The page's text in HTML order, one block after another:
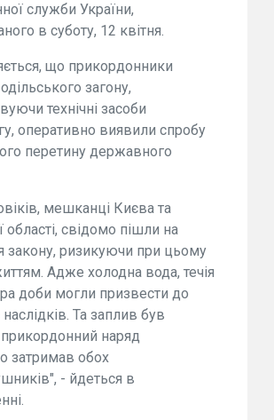
служби України,
в суботу, 12 квітня.
що прикордонники
загону,
технічні засоби
оперативно виявили спробу
перетину державного
мешканці Києва та
області, свідомо пішли на
закону, ризикуючи при цьому
Адже холодна вода, течія
доби могли призвести до
Та заплив був
наряд
затримав обох
- йдеться в